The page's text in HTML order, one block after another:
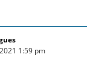
1:59 pm